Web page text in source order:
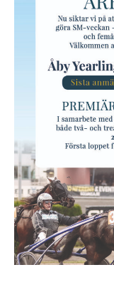
Tävlingsserier
Träning och provlopp
Månadens hästägare 2026
Månadens B-tränare 2026
Euro Classic Trot
Andelshästar
Åby Stora Pris 2026